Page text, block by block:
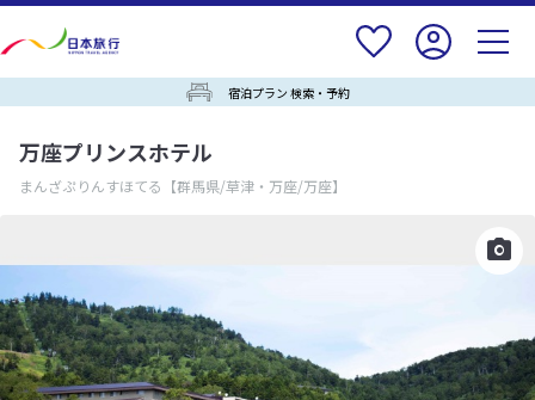
宿泊プラン 検索・予約
万座プリンスホテル
まんざぷりんすほてる 【群馬県/草津・万座/万座】